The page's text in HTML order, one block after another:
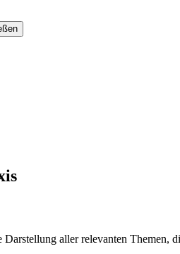
aller relevanten